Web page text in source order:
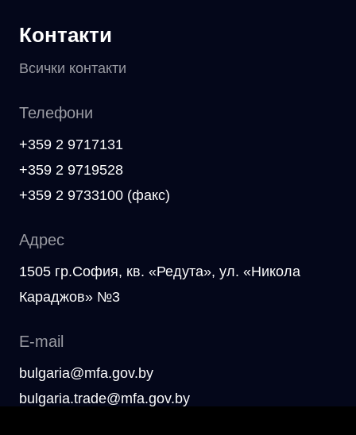
Контакти
Всички контакти
Телефони
+359 2 9717131
+359 2 9719528
+359 2 9733100 (факс)
Адрес
1505 гр.София, кв. «Редута», ул. «Никола
Караджов» №3
E-mail
bulgaria@mfa.gov.by
bulgaria.trade@mfa.gov.by